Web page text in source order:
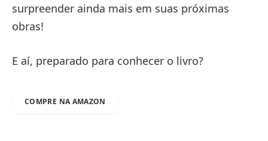
surpreender ainda mais em suas próximas
obras!
E aí, preparado para conhecer o livro?
COMPRE NA AMAZON